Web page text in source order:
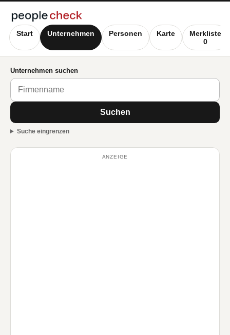
Start Unternehmen Personen Karte
Merkliste
0
Unternehmen suchen
Suchen
Suche eingrenzen
ANZEIGE